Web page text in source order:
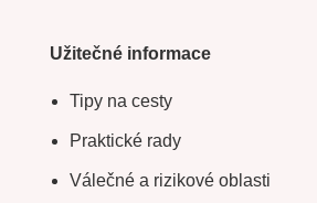
Užitečné informace
Tipy na cesty
Praktické rady
Válečné a rizikové oblasti